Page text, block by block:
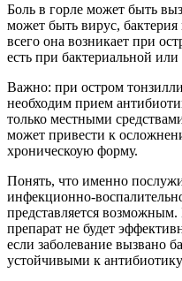
Боль в горле может быть
может быть вирус,
всего она возникает при
есть при бактериальной
Важно: при остром
необходим прием
только местными
может привести к
хроническоую форму.
Понять, что именно
инфекционно-
представляется
препарат не будет
если заболевание вызвано
устойчивыми к